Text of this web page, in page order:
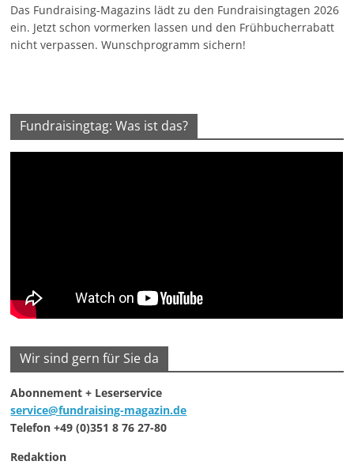
Das Fundraising-Magazins lädt zu den Fundraisingtagen 2026
ein. Jetzt schon vormerken lassen und den Frühbucherrabatt
nicht verpassen. Wunschprogramm sichern!
Fundraisingtag: Was ist das?
Wir sind gern für Sie da
Abonnement + Leserservice
service@fundraising-magazin.de
Telefon +49 (0)351 8 76 27-80
Redaktion